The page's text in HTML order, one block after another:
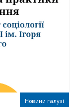
Новини галузі